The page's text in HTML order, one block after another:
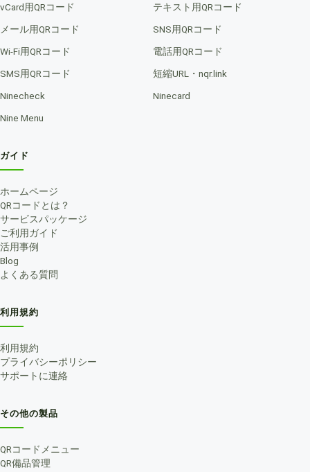
vCard用QRコード
テキスト用QRコード
メール用QRコード
SNS用QRコード
Wi-Fi用QRコード
電話用QRコード
SMS用QRコード
短縮URL・nqr.link
Ninecheck
Ninecard
Nine Menu
ガイド
ホームページ
QRコードとは？
サービスパッケージ
ご利用ガイド
活用事例
Blog
よくある質問
利用規約
利用規約
プライバシーポリシー
サポートに連絡
その他の製品
QRコードメニュー
QR備品管理